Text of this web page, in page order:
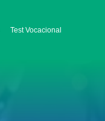
Test Vocacional